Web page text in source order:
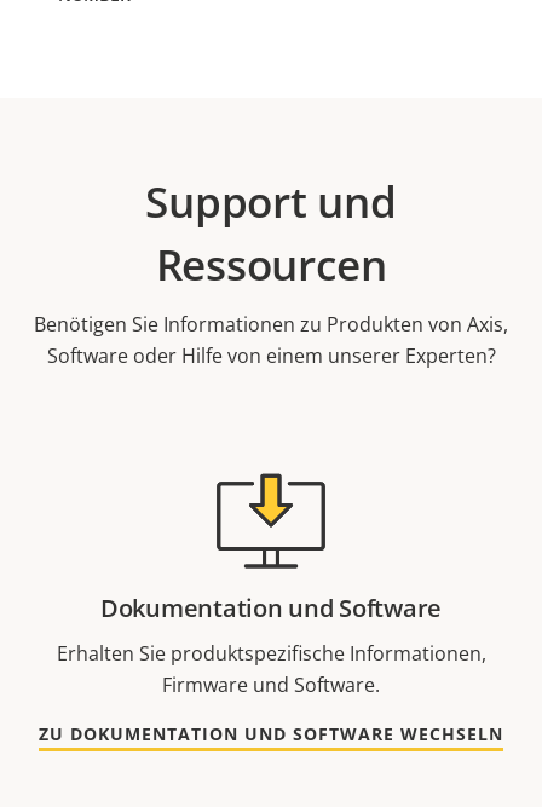
Support und
Ressourcen
Benötigen Sie Informationen zu Produkten von Axis,
Software oder Hilfe von einem unserer Experten?
Dokumentation und Software
Erhalten Sie produktspezifische Informationen,
Firmware und Software.
ZU DOKUMENTATION UND SOFTWARE WECHSELN